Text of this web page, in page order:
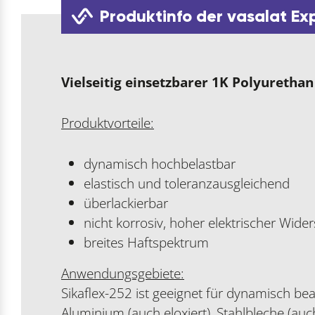
Produktinfo der vasalat
Vielseitig einsetzbarer 1K
Produktvorteile:
dynamisch hochbelastbar
elastisch und toleranzausgleichend
überlackierbar
nicht korrosiv, hoher elektrischer
breites Haftspektrum
Anwendungsgebiete:
Sikaflex-252 ist geeignet für dynamisch